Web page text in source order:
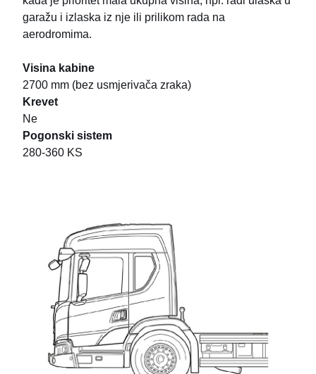
garažu i izlaska iz nje ili prilikom rada na
aerodromima.
Visina kabine
2700 mm (bez usmjerivača zraka)
Krevet
Ne
Pogonski sistem
280-360 KS